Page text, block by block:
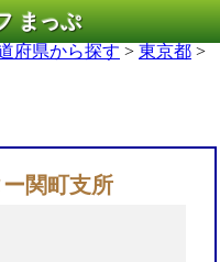
まっぷ
府県から探す > 東京都 >
関町支所